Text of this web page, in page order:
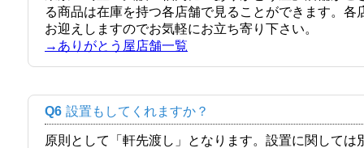
る商品は在庫を持つ各店舗で見ることができます。
お迎えしますのでお気軽にお立ち寄り下さい。
→ありがとう屋店舗一覧
Q6 設置もしてくれますか？
原則として「軒先渡し」となります。設置に関して